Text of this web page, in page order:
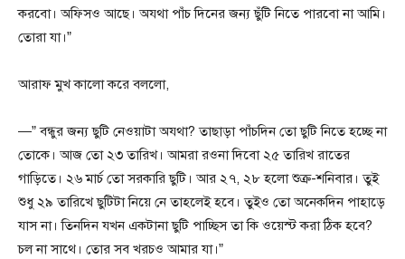
করবো। অফিসও আছে। অযথা পাঁচ দিনের জন্য ছুঁটি নিতে পারবো না আমি।
তোরা যা।”
আরাফ মুখ কালো করে বললো,
—” বন্ধুর জন্য ছুটি নেওয়াটা অযথা? তাছাড়া পাঁচদিন তো ছুটি নিতে হচ্ছে না
তোকে। আজ তো ২৩ তারিখ। আমরা রওনা দিবো ২৫ তারিখ রাতের
গাড়িতে। ২৬ মার্চ তো সরকারি ছুটি। আর ২৭, ২৮ হলো শুক্র-শনিবার। তুই
শুধু ২৯ তারিখে ছুটিটা নিয়ে নে তাহলেই হবে। তুইও তো অনেকদিন পাহাড়ে
যাস না। তিনদিন যখন একটানা ছুটি পাচ্ছিস তা কি ওয়েস্ট করা ঠিক হবে?
চল না সাথে। তোর সব খরচও আমার যা।”